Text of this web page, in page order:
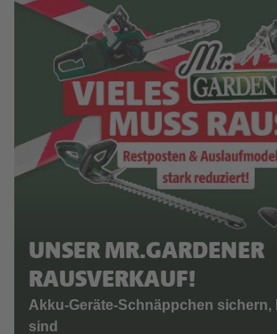
UNSER MR.GARDENER
RAUSVERKAUF!
Akku-Geräte-Schnäppchen sichern,
sind